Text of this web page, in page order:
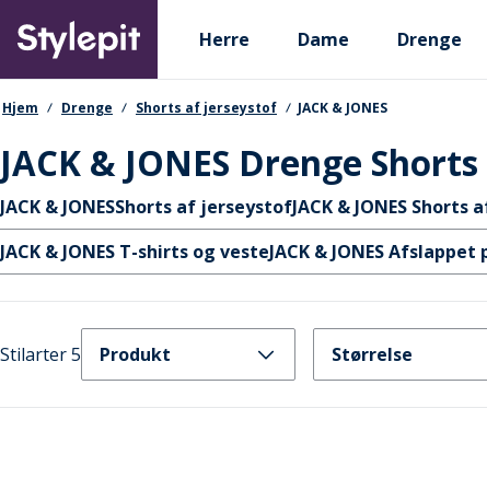
main
content
Primary departments
Herre Dame Drenge
navigationssti
Hjem Drenge Shorts af jerseystof JACK & JONES
JACK & JONES Drenge
Hurtige links
JACK & JONESShorts af jerseystofJACK & JONES
JACK & JONES T-shirts og vesteJACK & JONES
Stilarter 5 Produkt Størrelse